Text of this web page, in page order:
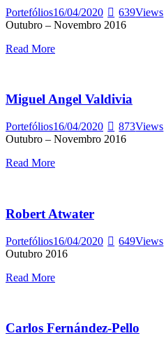
Portefólios16/04/2020 639Views
Outubro – Novembro 2016
Read More
Miguel Angel Valdivia
Portefólios16/04/2020 873Views
Outubro – Novembro 2016
Read More
Robert Atwater
Portefólios16/04/2020 649Views
Outubro 2016
Read More
Carlos Fernández-Pello